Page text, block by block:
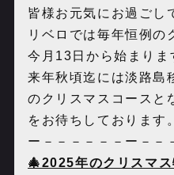
皆様お元気にお過ごし
リベロでは毎年恒例の
今月13日から始まりま
来年秋頃迄には淡路島
のクリスマスコースと
をお待ちしております。
ー－－－－－－ー－－
🎄2025年のクリスマ